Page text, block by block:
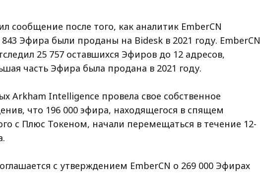
сообщение после того, как аналитик EmberCN
Эфира были проданы на Bidesk в 2021 году. EmberCN
25 757 оставшихся Эфиров до 12 адресов,
часть Эфира была продана в 2021 году.
Arkham Intelligence провела свое собственное
что 196 000 эфира, находящегося в спящем
с Плюс Токеном, начали перемещаться в течение 12-
с утверждением EmberCN о 269 000 Эфирах